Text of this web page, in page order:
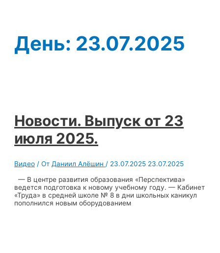
День: 23.07.2025
Новости. Выпуск от 23
июля 2025.
Видео / От Даниил Алёшин / 23.07.2025 23.07.2025
— В центре развития образования «Перспектива»
ведется подготовка к новому учебному году. — Кабинет
«Труда» в средней школе № 8 в дни школьных каникул
пополнился новым оборудованием